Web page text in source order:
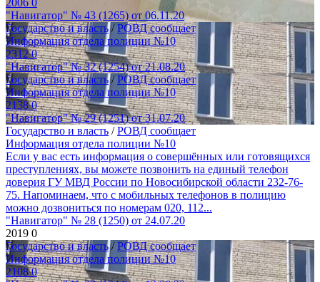
"Навигатор" № 43 (1265) от 06.11.20
Государство и власть/РОВД сообщает
Информация отдела полиции №10
23120
"Навигатор" № 32 (1254) от 21.08.20
Государство и власть/РОВД сообщает
Информация отдела полиции №10
21380
"Навигатор" № 29 (1251) от 31.07.20
Государство и власть /РОВД сообщает
Информация отдела полиции №10
Если у вас есть информация о совершённых или готовящихся
преступлениях, вы можете позвонить на единый телефон
доверия ГУ МВД России по Новосибирской области 232-76-
75. Напоминаем, что с мобильных телефонов в полицию
можно дозвониться по номерам 020, 112...
"Навигатор" № 28 (1250) от 24.07.20
2019 0
Государство и власть/РОВД сообщает
Информация отдела полиции №10
21080